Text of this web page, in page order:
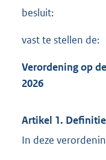
besluit:
vast te stellen de:
Verordening op
2026
Artikel 1.
In deze